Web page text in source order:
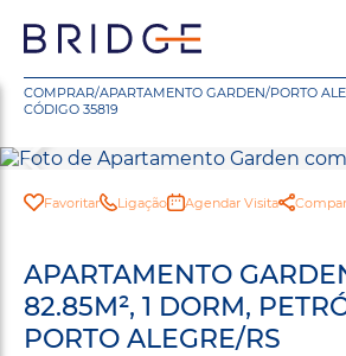
COMPRAR/APARTAMENTO GARDEN/PORTO
CÓDIGO 35819
Favoritar Ligação Agendar Visita
APARTAMENTO
82.85M², 1 DORM,
PORTO ALEGRE/RS